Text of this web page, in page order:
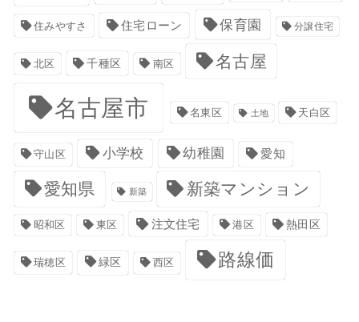
住みやすさ 住宅ローン 保育園 分譲住宅
北区 千種区 南区 名古屋
名古屋市 名東区 土地 天白区
守山区 小学校 幼稚園 愛知
愛知県 新築 新築マンション
昭和区 東区 注文住宅 港区 熱田区
瑞穂区 緑区 西区 路線価